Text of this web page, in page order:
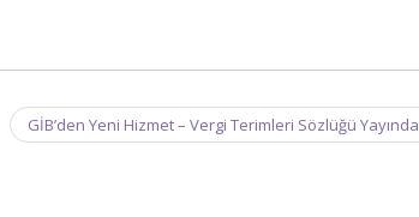
GİB’den Yeni Hizmet – Vergi Terimleri Sözlüğü Yayında